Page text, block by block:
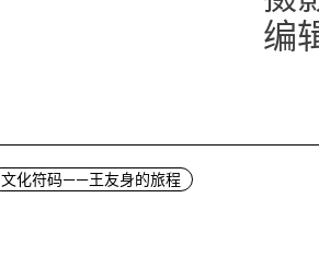
编
文化符码——王友身的旅程